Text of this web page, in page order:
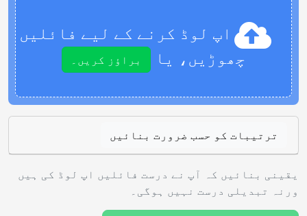
اپ لوڈ کرنے کے لیے فائلیں
چھوڑیں، یا
براؤز کریں۔
ترتیبات کو حسب ضرورت بنائیں
یقینی بنائیں کہ آپ نے درست فائلیں اپ لوڈ کی ہیں
ورنہ تبدیلی درست نہیں ہوگی۔